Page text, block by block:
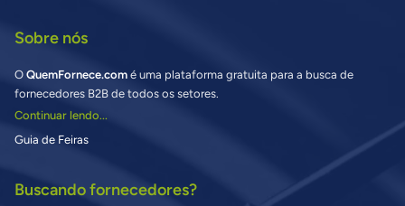
Sobre nós
O QuemFornece.com é uma plataforma gratuita para a busca de
fornecedores B2B de todos os setores.
Continuar lendo...
Guia de Feiras
Buscando fornecedores?